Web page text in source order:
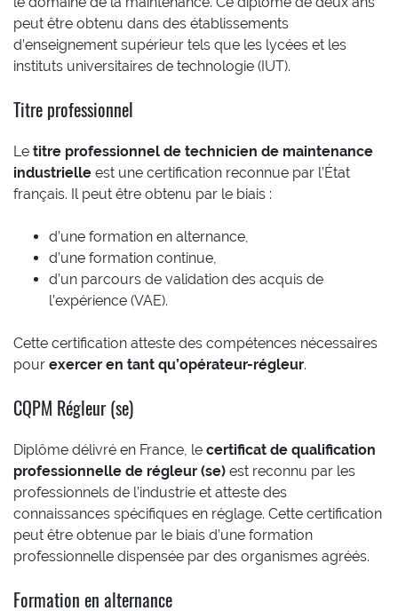
peut être obtenu dans des établissements
d’enseignement supérieur tels que les lycées et les
instituts universitaires de technologie (IUT).
Titre professionnel
Le titre professionnel de technicien de maintenance
industrielle est une certification reconnue par l’État
français. Il peut être obtenu par le biais :
d’une formation en alternance,
d’une formation continue,
d’un parcours de validation des acquis de
l’expérience (VAE).
Cette certification atteste des compétences nécessaires
pour exercer en tant qu’opérateur-régleur.
CQPM Régleur (se)
Diplôme délivré en France, le certificat de qualification
professionnelle de régleur (se) est reconnu par les
professionnels de l’industrie et atteste des
connaissances spécifiques en réglage. Cette certification
peut être obtenue par le biais d’une formation
professionnelle dispensée par des organismes agréés.
Formation en alternance